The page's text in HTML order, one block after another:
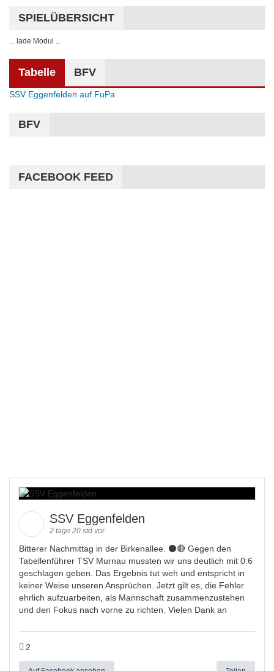
SPIELÜBERSICHT
... lade Modul ...
Tabelle BFV
SSV Eggenfelden auf FuPa
BFV
FACEBOOK FEED
SSV Eggenfelden
2 tage 20 std vor
Bitterer Nachmittag in der Birkenallee. ⚫🔴 Gegen den
Tabellenführer TSV Murnau mussten wir uns deutlich mit 0:6
geschlagen geben. Das Ergebnis tut weh und entspricht in
keiner Weise unseren Ansprüchen. Jetzt gilt es, die Fehler
ehrlich aufzuarbeiten, als Mannschaft zusammenzustehen
und den Fokus nach vorne zu richten. Vielen Dank an
2